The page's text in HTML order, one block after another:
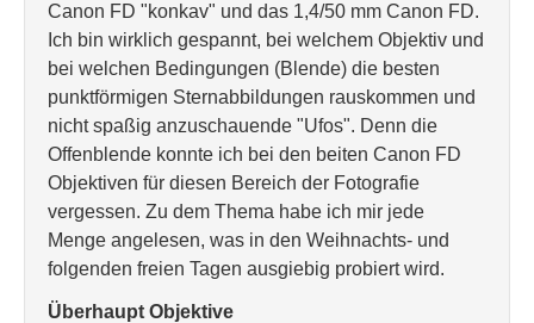
Canon FD "konkav" und das 1,4/50 mm Canon FD.
Ich bin wirklich gespannt, bei welchem Objektiv und
bei welchen Bedingungen (Blende) die besten
punktförmigen Sternabbildungen rauskommen und
nicht spaßig anzuschauende "Ufos". Denn die
Offenblende konnte ich bei den beiten Canon FD
Objektiven für diesen Bereich der Fotografie
vergessen. Zu dem Thema habe ich mir jede
Menge angelesen, was in den Weihnachts- und
folgenden freien Tagen ausgiebig probiert wird.
Überhaupt Objektive